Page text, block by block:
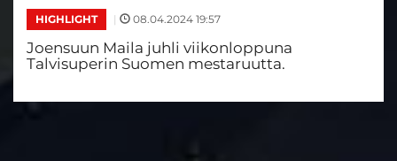
HIGHLIGHT | 08.04.2024 19:57
Joensuun Maila juhli viikonloppuna
Talvisuperin Suomen mestaruutta.